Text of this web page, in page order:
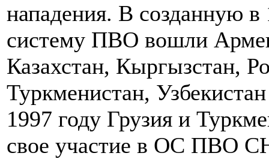
нападения. В созданную
систему ПВО вошли
Казахстан, Кыргызстан,
Туркменистан,
1997 году Грузия и
свое участие в ОС ПВО